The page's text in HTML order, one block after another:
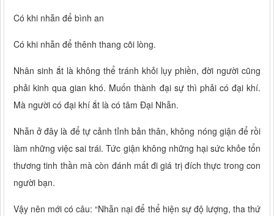
Có khi nhẫn để bình an
Có khi nhẫn để thênh thang cõi lòng.
Nhân sinh ắt là không thể tránh khỏi lụy phiền, đời người cũng
phải kinh qua gian khó. Muốn thành đại sự thì phải có đại khí.
Mà người có đại khí ắt là có tâm Đại Nhẫn.
Nhẫn ở đây là để tự cảnh tỉnh bản thân, không nóng giận để rồi
làm những việc sai trái. Tức giận không những hại sức khỏe tổn
thương tinh thần mà còn đánh mất đi giá trị đích thực trong con
người bạn.
Vậy nên mới có câu: “Nhẫn nại để thể hiện sự độ lượng, tha thứ